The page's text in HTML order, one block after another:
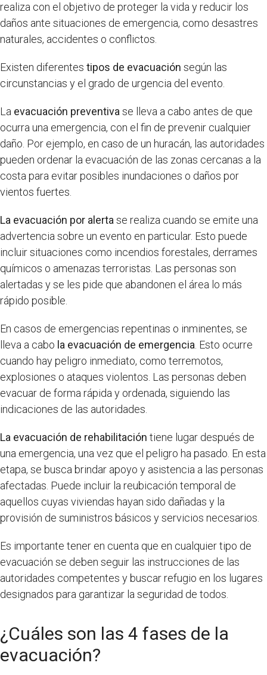
realiza con el objetivo de proteger la vida y reducir los
daños ante situaciones de emergencia, como desastres
naturales, accidentes o conflictos.
Existen diferentes tipos de evacuación según las
circunstancias y el grado de urgencia del evento.
La evacuación preventiva se lleva a cabo antes de que
ocurra una emergencia, con el fin de prevenir cualquier
daño. Por ejemplo, en caso de un huracán, las autoridades
pueden ordenar la evacuación de las zonas cercanas a la
costa para evitar posibles inundaciones o daños por
vientos fuertes.
La evacuación por alerta se realiza cuando se emite una
advertencia sobre un evento en particular. Esto puede
incluir situaciones como incendios forestales, derrames
químicos o amenazas terroristas. Las personas son
alertadas y se les pide que abandonen el área lo más
rápido posible.
En casos de emergencias repentinas o inminentes, se
lleva a cabo la evacuación de emergencia . Esto ocurre
cuando hay peligro inmediato, como terremotos,
explosiones o ataques violentos. Las personas deben
evacuar de forma rápida y ordenada, siguiendo las
indicaciones de las autoridades.
La evacuación de rehabilitación tiene lugar después de
una emergencia, una vez que el peligro ha pasado. En esta
etapa, se busca brindar apoyo y asistencia a las personas
afectadas. Puede incluir la reubicación temporal de
aquellos cuyas viviendas hayan sido dañadas y la
provisión de suministros básicos y servicios necesarios.
Es importante tener en cuenta que en cualquier tipo de
evacuación se deben seguir las instrucciones de las
autoridades competentes y buscar refugio en los lugares
designados para garantizar la seguridad de todos.
¿Cuáles son las 4 fases de la
evacuación?